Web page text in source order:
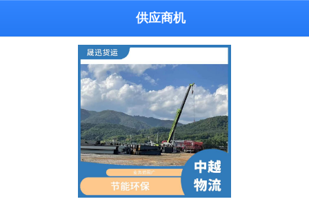
供应商机